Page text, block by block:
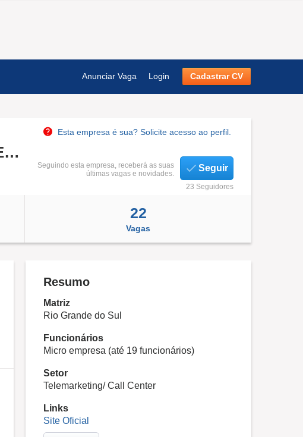
Anunciar Vaga Login Cadastrar CV
Esta empresa é sua? Solicite acesso ao perfil.
VIDAL ASSESSORIA EM NEGOCIACOES E COBRANCAS EIRELI
Seguindo esta empresa, receberá as suas
últimas vagas e novidades.
Seguir
23 Seguidores
22
Vagas
Resumo
Matriz
Rio Grande do Sul
Funcionários
Micro empresa (até 19 funcionários)
Setor
Telemarketing/ Call Center
Links
Site Oficial